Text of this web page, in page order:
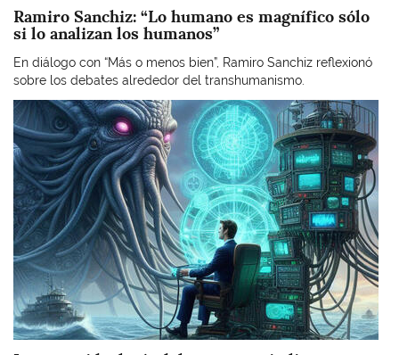
Ramiro Sanchiz: “Lo humano es magnífico sólo
si lo analizan los humanos”
En diálogo con “Más o menos bien”, Ramiro Sanchiz reflexionó
sobre los debates alrededor del transhumanismo.
Imagen